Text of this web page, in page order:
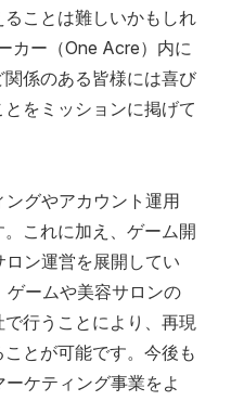
ことは難しいかもしれ
カー（One Acre）内に
係のある皆様には喜び
をミッションに掲げて
グやアカウント運用
これに加え、ゲーム開
ン運営を展開してい
ゲームや美容サロンの
行うことにより、再現
とが可能です。今後も
ケティング事業をよ